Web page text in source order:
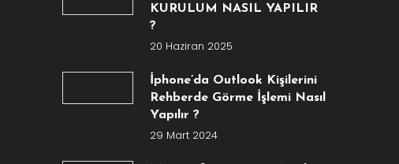
KURULUM NASIL YAPILIR
?
20 Haziran 2025
İphone’da Outlook Kişilerini
Rehberde Görme İşlemi Nasıl
Yapılır ?
29 Mart 2024